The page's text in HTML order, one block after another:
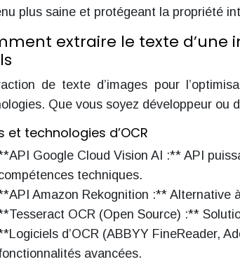
plus saine et protégeant la propriété
extraire le texte d’une
de texte d’images pour
Que vous soyez développeur ou
et technologies d’OCR
Google Cloud Vision AI :** API
techniques.
Amazon Rekognition :** Alternative
OCR (Open Source) :**
d’OCR (ABBYY FineReader,
avancées.